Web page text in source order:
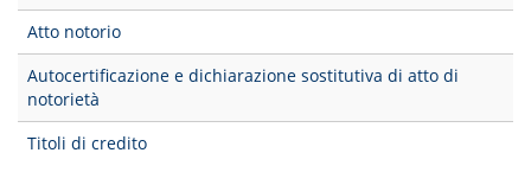
Atto notorio
Autocertificazione e dichiarazione sostitutiva di atto di
notorietà
Titoli di credito